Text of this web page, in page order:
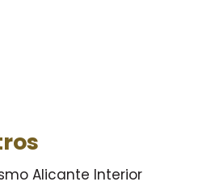
Alicante Interior